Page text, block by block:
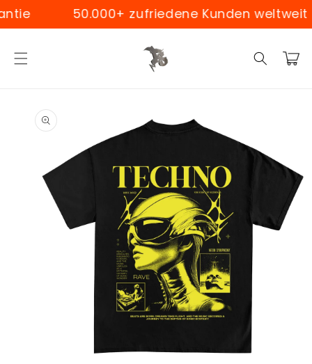
Skip to
content
50.000+ zufriedene Kunden weltweit
Cart
product
information